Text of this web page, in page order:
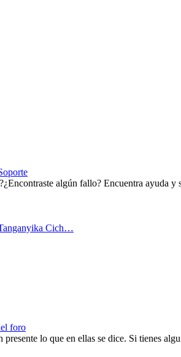
algún fallo? Encuentra ayuda y
Cich…
foro
lo que en ellas se dice. Si tienes